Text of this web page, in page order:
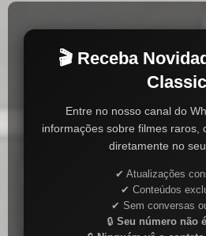
🎬 Receba
Classic
Entre no nosso canal do
informações sobre filmes raros,
diretamente no
✔ Atualizações
✔ Conteúdos
✔ Sem conversas
🔒 Seu número não